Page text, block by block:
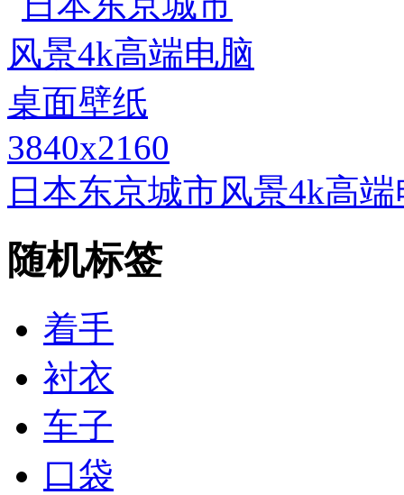
3840x2160
日本东京城市风景4k高
随机标签
着手
衬衣
车子
口袋